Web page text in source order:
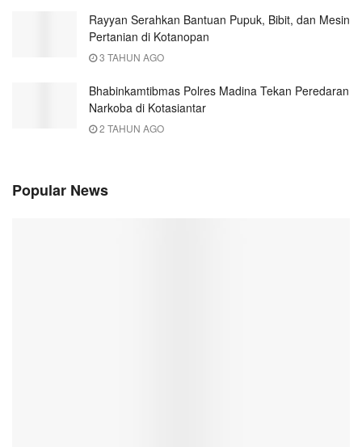
Rayyan Serahkan Bantuan Pupuk, Bibit, dan Mesin
Pertanian di Kotanopan
3 TAHUN AGO
Bhabinkamtibmas Polres Madina Tekan Peredaran
Narkoba di Kotasiantar
2 TAHUN AGO
Popular News